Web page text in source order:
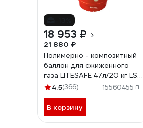
18 953 ₽
21 880 ₽
Полимерно - композитный
баллон для сжиженного
газа LITESAFE 47л/20 кг LS
47L4.5(366) 15560455
В корзину